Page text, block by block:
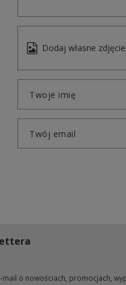
Dodaj własne
Twoje imię
Twój email
o nowościach, promocjach,